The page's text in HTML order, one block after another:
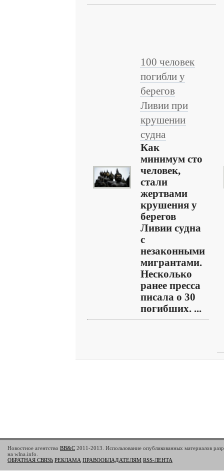
100 человек
погибли у
берегов
Ливии при
крушении
судна
Как
минимум сто
человек,
стали
жертвами
крушения у
берегов
Ливии судна
с
незаконными
мигрантами.
Несколько
ранее пресса
писала о 30
погибших. ...
Новостное агентство BB&C 2011-2013. Использование опубликованных материалов
на wlna.info.
ОБРАТНАЯ СВЯЗЬ РЕКЛАМА ПРАВООБЛАДАТЕЛЯМ RSS-ЛЕНТА